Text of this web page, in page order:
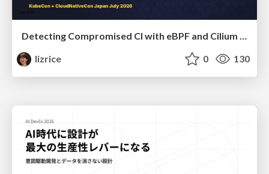
Detecting Compromised CI with eBPF and Cilium Tetragon
lizrice
0 130